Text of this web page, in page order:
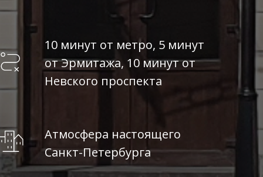
10 минут от метро, 5 минут
от Эрмитажа, 10 минут от
Невского проспекта
Атмосфера настоящего
Санкт-Петербурга